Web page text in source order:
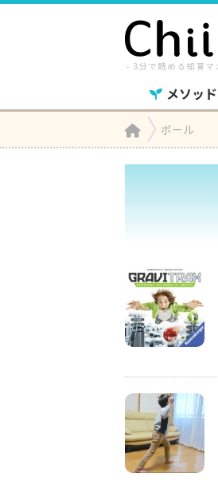
メソッド
Homeボール